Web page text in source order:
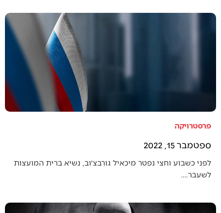
פרסטרויקה
ספטמבר 15, 2022
לפני כשבוע וחצי נפטר מיכאיל גורבצ׳וב, נשיא ברית המועצות
לשעבר.…